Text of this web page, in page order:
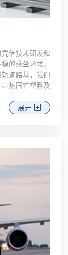
借技术研发和
的乘坐环境。
道路基，我们
热固性塑料及
展开